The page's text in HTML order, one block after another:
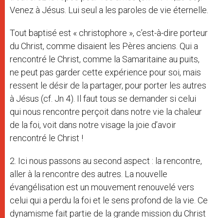
Venez à Jésus. Lui seul a les paroles de vie éternelle.
Tout baptisé est « christophore », c’est-à-dire porteur
du Christ, comme disaient les Pères anciens. Qui a
rencontré le Christ, comme la Samaritaine au puits,
ne peut pas garder cette expérience pour soi, mais
ressent le désir de la partager, pour porter les autres
à Jésus (cf. Jn 4). Il faut tous se demander si celui
qui nous rencontre perçoit dans notre vie la chaleur
de la foi, voit dans notre visage la joie d’avoir
rencontré le Christ !
2. Ici nous passons au second aspect : la rencontre,
aller à la rencontre des autres. La nouvelle
évangélisation est un mouvement renouvelé vers
celui qui a perdu la foi et le sens profond de la vie. Ce
dynamisme fait partie de la grande mission du Christ